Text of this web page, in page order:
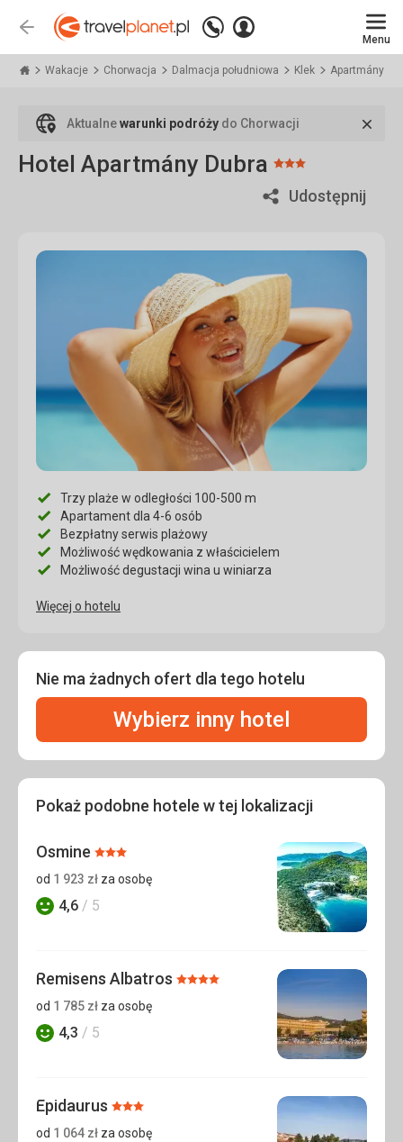
Wstecz
Zadzwoń
+48
71
771
Zaloguj
Menu
Wakacje Chorwacja Dalmacja południowa Klek Apartmány
Aktualnewarunki podróży do Chorwacji
Hotel Apartmány Dubra Ocena:
3/5Udostępnij
Trzy plaże w odległości 100-500 m
Apartament dla 4-6 osób
Bezpłatny serwis plażowy
Możliwość wędkowania z właścicielem
Możliwość degustacji wina u winiarza
Więcej o hotelu
Nie ma żadnych ofert dla tego hotelu
Wybierz inny hotel
Pokaż podobne hotele w tej lokalizacji
Osmine Ocena:
3/5
od 1 923 zł za osobę
Ocena
4,6 / 5
Remisens Albatros Ocena:
od 1 785 zł za osobę
Ocena
4,3 / 5
Epidaurus Ocena:
3/5
od 1 064 zł za osobę